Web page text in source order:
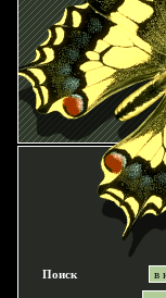
Поиск